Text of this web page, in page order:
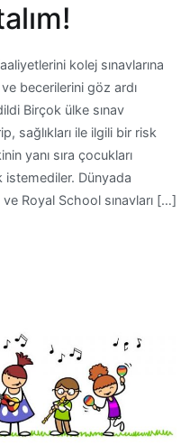
kolej sınavlarına
becerilerini göz ardı
Birçok ülke sınav
sağlıkları ile ilgili bir risk
yanı sıra çocukları
istemediler. Dünyada
Royal School sınavları […]